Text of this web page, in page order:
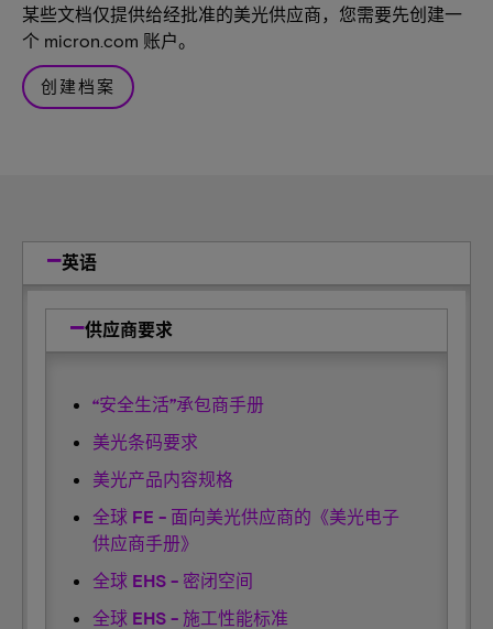
某些文档仅提供给经批准的美光供应商，您需要先创建一
个 micron.com 账户。
创建档案
英语
供应商要求
“安全生活”承包商手册
美光条码要求
美光产品内容规格
全球 FE - 面向美光供应商的《美光电子
供应商手册》
全球 EHS - 密闭空间
全球 EHS - 施工性能标准